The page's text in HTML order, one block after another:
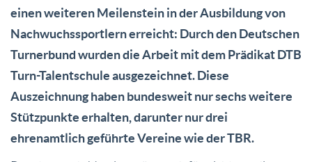
einen weiteren Meilenstein in der Ausbildung von
Nachwuchssportlern erreicht: Durch den Deutschen
Turnerbund wurden die Arbeit mit dem Prädikat DTB
Turn-Talentschule ausgezeichnet. Diese
Auszeichnung haben bundesweit nur sechs weitere
Stützpunkte erhalten, darunter nur drei
ehrenamtlich geführte Vereine wie der TBR.